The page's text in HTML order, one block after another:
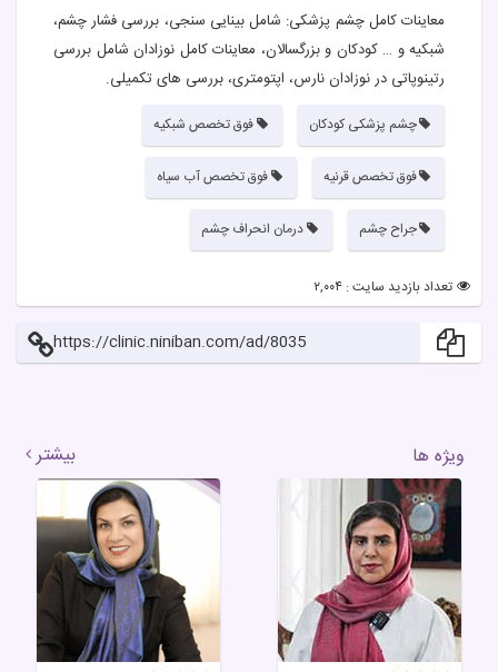
معاینات کامل چشم پزشکی: شامل بینایی سنجی، بررسی فشار چشم،
شبکیه و … کودکان و بزرگسالان، معاینات کامل نوزادان شامل بررسی
رتینوپاتی در نوزادان نارس، اپتومتری، بررسی های تکمیلی.
چشم پزشکی کودکان فوق تخصص شبکیه
فوق تخصص قرنیه فوق تخصص آب سیاه
جراح چشم درمان انحراف چشم
تعداد بازدید سایت : ۲,۰۰۴
https://clinic.niniban.com/ad/8035
ویژه ها بیشتر